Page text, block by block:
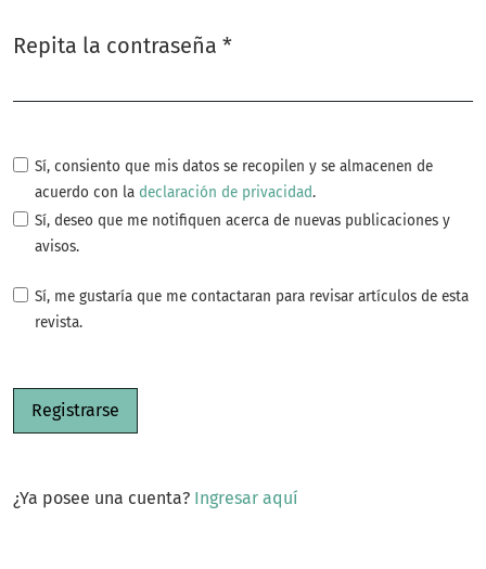
Repita la contraseña *
Sí, consiento que mis datos se recopilen y se almacenen de
acuerdo con la declaración de privacidad.
Sí, deseo que me notifiquen acerca de nuevas publicaciones y
avisos.
Sí, me gustaría que me contactaran para revisar artículos de esta
revista.
Registrarse
¿Ya posee una cuenta? Ingresar aquí